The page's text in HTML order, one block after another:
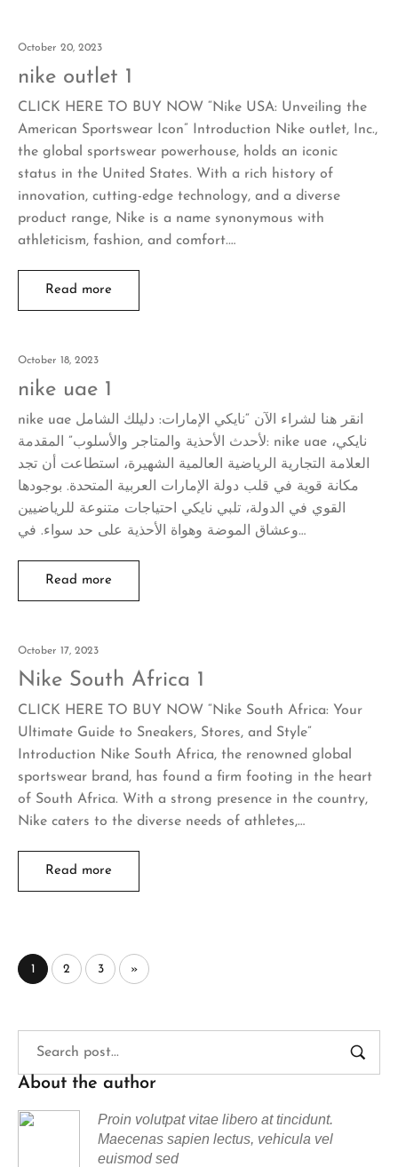
October 20, 2023
nike outlet 1
CLICK HERE TO BUY NOW “Nike USA: Unveiling the
American Sportswear Icon” Introduction Nike outlet, Inc.,
the global sportswear powerhouse, holds an iconic
status in the United States. With a rich history of
innovation, cutting-edge technology, and a diverse
product range, Nike is a name synonymous with
athleticism, fashion, and comfort.…
Read more
October 18, 2023
nike uae 1
nike uae انقر هنا لشراء الآن “نايكي الإمارات: دليلك الشامل
لأحدث الأحذية والمتاجر والأسلوب” المقدمة: nike uae نايكي،
العلامة التجارية الرياضية العالمية الشهيرة، استطاعت أن تجد
مكانة قوية في قلب دولة الإمارات العربية المتحدة. بوجودها
القوي في الدولة، تلبي نايكي احتياجات متنوعة للرياضيين
وعشاق الموضة وهواة الأحذية على حد سواء. في…
Read more
October 17, 2023
Nike South Africa 1
CLICK HERE TO BUY NOW “Nike South Africa: Your
Ultimate Guide to Sneakers, Stores, and Style”
Introduction Nike South Africa, the renowned global
sportswear brand, has found a firm footing in the heart
of South Africa. With a strong presence in the country,
Nike caters to the diverse needs of athletes,…
Read more
1 2 3 »
About the author
Proin volutpat vitae libero at tincidunt.
Maecenas sapien lectus, vehicula vel
euismod sed